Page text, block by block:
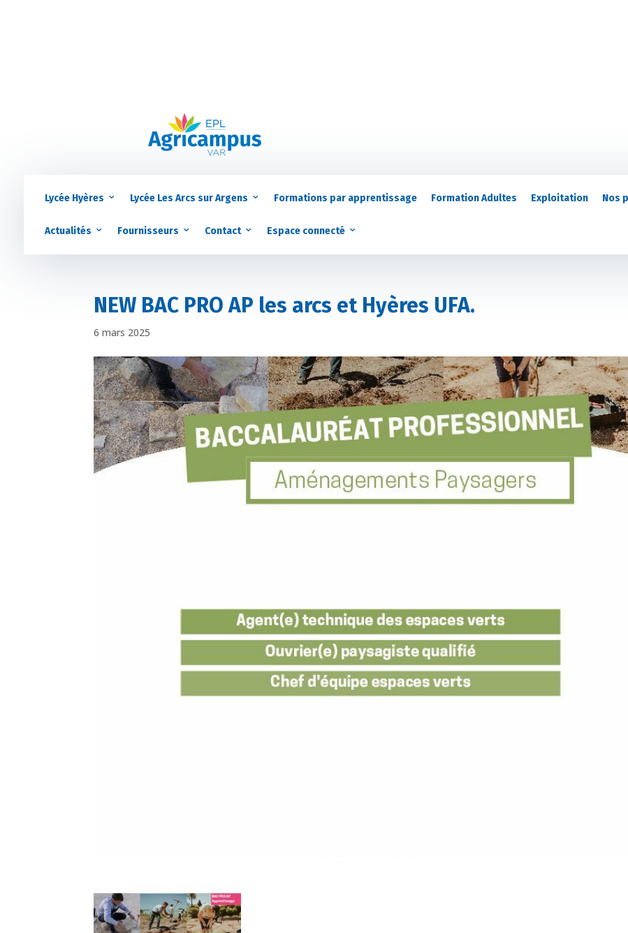
Lycée Hyères Lycée Les Arcs sur Argens Formations par apprentissage Formation Adultes Exploitation Nos
Actualités Fournisseurs Contact Espace connecté
NEW BAC PRO AP les arcs et Hyères UFA.
6 mars 2025